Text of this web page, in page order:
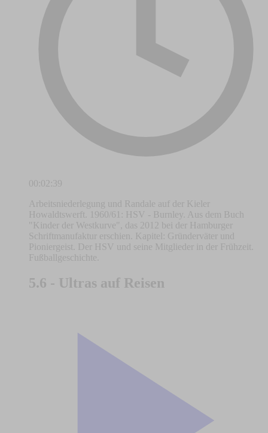
00:02:39
Arbeitsniederlegung und Randale auf der Kieler
Howaldtswerft. 1960/61: HSV - Burnley. Aus dem Buch
"Kinder der Westkurve", das 2012 bei der Hamburger
Schriftmanufaktur erschien. Kapitel: Gründerväter und
Pioniergeist. Der HSV und seine Mitglieder in der Frühzeit.
Fußballgeschichte.
5.6 - Ultras auf Reisen